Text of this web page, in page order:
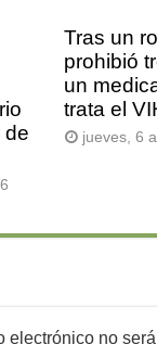
de
Tras un
prohibió
un
trata el
jueves, 6
electrónico no